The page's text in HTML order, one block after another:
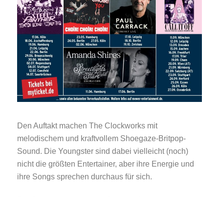
Den Auftakt machen The Clockworks mit
melodischem und kraftvollem Shoegaze-Britpop-
Sound. Die Youngster sind dabei vielleicht (noch)
nicht die größten Entertainer, aber ihre Energie und
ihre Songs sprechen durchaus für sich.